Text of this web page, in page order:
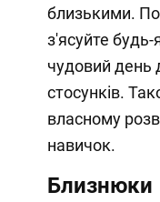
близькими.
з'ясуйте будь-
чудовий день
стосунків.
власному
навичок.
Близнюки